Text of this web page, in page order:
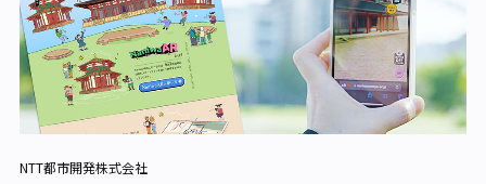
NTT都市開発株式会社